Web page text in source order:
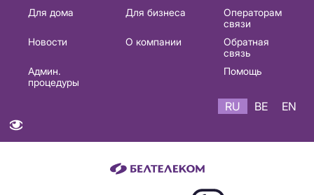
Основная
навигация
Для дома Для бизнеса
Операторам
связи
Новости
О компании
Обратная
связь
Админ.
процедуры
Помощь
RU BE EN